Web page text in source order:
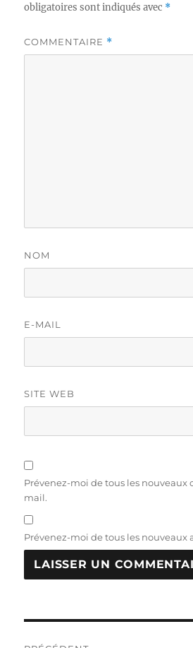
obligatoires sont indiqués avec *
COMMENTAIRE *
NOM
E-MAIL
SITE WEB
Prévenez-moi de tous les nouveaux
mail.
Prévenez-moi de tous les nouveaux